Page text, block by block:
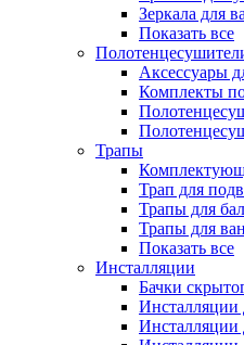
Зеркала для
Показать все
Аксессуары
Комплекты
Трапы
Трап для
Трапы для
Трапы для
Показать все
Инсталляции
Бачки
Инсталляции
Инсталляции